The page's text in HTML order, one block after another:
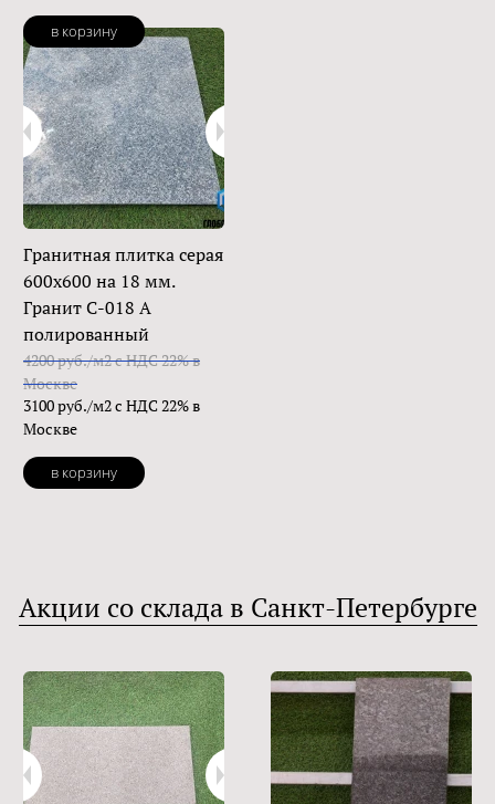
в корзину
Гранитная плитка серая
600х600 на 18 мм.
Гранит С-018 А
полированный
4200 руб./м2 с НДС 22% в
Москве
3100 руб./м2 с НДС 22% в
Москве
в корзину
Акции со склада в Санкт-Петербурге